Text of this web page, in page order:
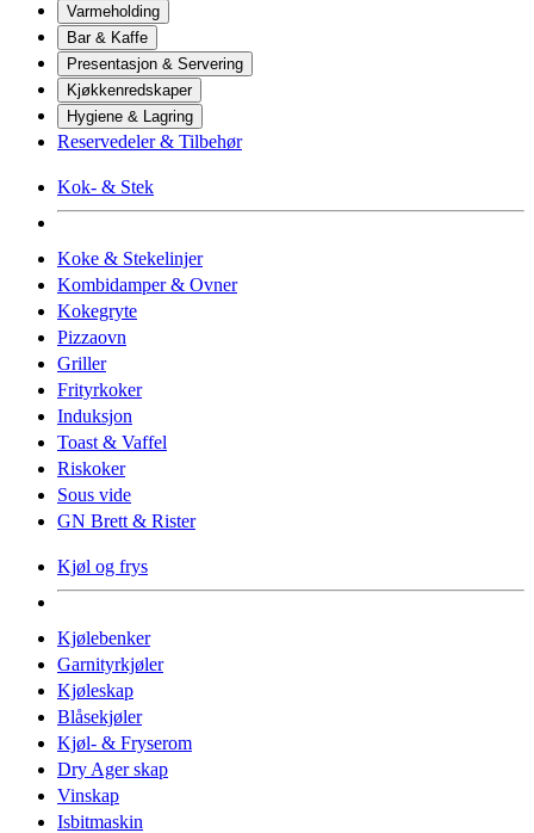
Varmeholding
Bar & Kaffe
Presentasjon & Servering
Kjøkkenredskaper
Hygiene & Lagring
Reservedeler & Tilbehør
Kok- & Stek
Koke & Stekelinjer
Kombidamper & Ovner
Kokegryte
Pizzaovn
Griller
Frityrkoker
Induksjon
Toast & Vaffel
Riskoker
Sous vide
GN Brett & Rister
Kjøl og frys
Kjølebenker
Garnityrkjøler
Kjøleskap
Blåsekjøler
Kjøl- & Fryserom
Dry Ager skap
Vinskap
Isbitmaskin